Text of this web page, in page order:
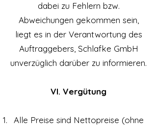
dabei zu Fehlern bzw.
Abweichungen gekommen sein,
liegt es in der Verantwortung des
Auftraggebers, Schlafke GmbH
unverzüglich darüber zu informieren.
VI. Vergütung
Alle Preise sind Nettopreise (ohne